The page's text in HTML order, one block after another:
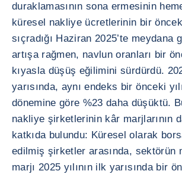
duraklamasının sona ermesinin
küresel nakliye ücretlerinin bir
sıçradığı Haziran 2025’te meydana
artışa rağmen, navlun oranları bir
kıyasla düşüş eğilimini sürdürdü.
yarısında, aynı endeks bir önceki
dönemine göre %23 daha düşüktü.
nakliye şirketlerinin kâr marjlarının
katkıda bulundu: Küresel olarak
edilmiş şirketler arasında, sektörün
marjı 2025 yılının ilk yarısında bir